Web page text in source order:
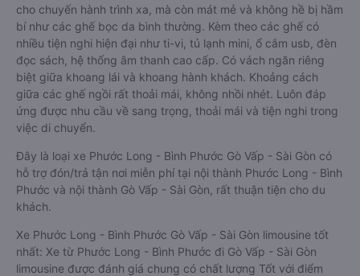
cho chuyến hành trình xa, mà còn mát mẻ và không hề bị hầm
bí như các ghế bọc da bình thường. Kèm theo các ghế có
nhiều tiện nghi hiện đại như ti-vi, tủ lạnh mini, ổ cắm usb, đèn
đọc sách, hệ thống âm thanh cao cấp. Có vách ngăn riêng
biệt giữa khoang lái và khoang hành khách. Khoảng cách
giữa các ghế ngồi rất thoải mái, không nhồi nhét. Luôn đáp
ứng được nhu cầu về sang trọng, thoải mái và tiện nghi trong
việc di chuyển.
Đây là loại xe Phước Long - Bình Phước Gò Vấp - Sài Gòn có
hỗ trợ đón/trả tận nơi miễn phí tại nội thành Phước Long - Bình
Phước và nội thành Gò Vấp - Sài Gòn, rất thuận tiện cho du
khách.
Xe Phước Long - Bình Phước Gò Vấp - Sài Gòn limousine tốt
nhất: Xe từ Phước Long - Bình Phước đi Gò Vấp - Sài Gòn
limousine được đánh giá chung có chất lượng Tốt với điểm